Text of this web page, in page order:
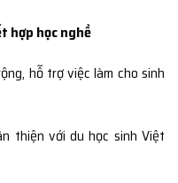
hợp học nghề
hỗ trợ việc làm cho sinh
thiện với du học sinh Việt